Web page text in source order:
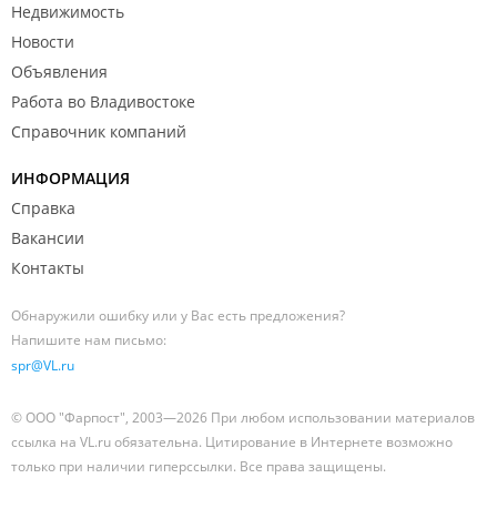
Недвижимость
Новости
Объявления
Работа во Владивостоке
Справочник компаний
ИНФОРМАЦИЯ
Справка
Вакансии
Контакты
Обнаружили ошибку или у Вас есть предложения?
Напишите нам письмо:
spr@VL.ru
© ООО "Фарпост", 2003—2026 При любом использовании материалов
ссылка на VL.ru обязательна. Цитирование в Интернете возможно
только при наличии гиперссылки. Все права защищены.